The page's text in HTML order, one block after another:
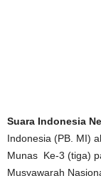
Suara Indonesia
Indonesia (PB. MI)
Munas Ke-3 (tiga)
Musyawarah